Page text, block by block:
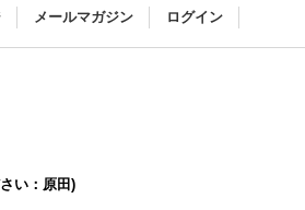
メールマガジン ログイン
い：原田)